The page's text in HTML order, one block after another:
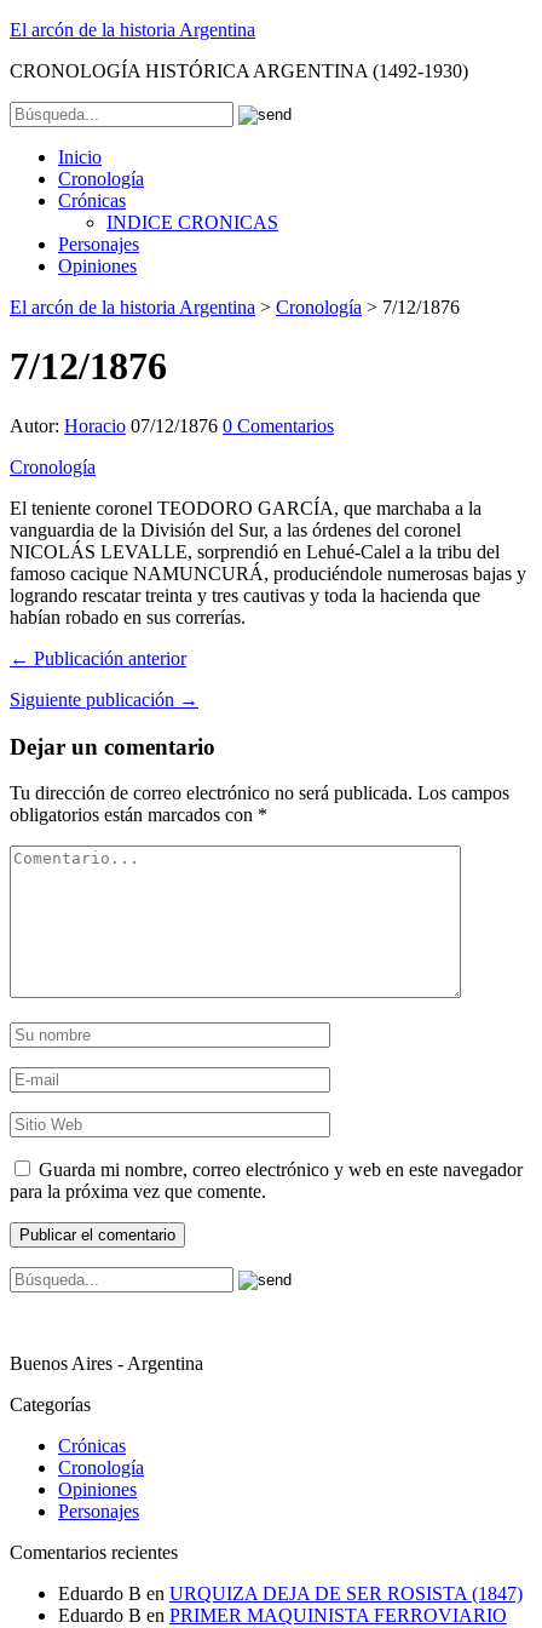
El arcón de la historia Argentina
CRONOLOGÍA HISTÓRICA ARGENTINA (1492-1930)
Inicio
Cronología
Crónicas
INDICE CRONICAS
Personajes
Opiniones
El arcón de la historia Argentina > Cronología > 7/12/1876
7/12/1876
Autor: Horacio 07/12/1876 0 Comentarios
Cronología
El teniente coronel TEODORO GARCÍA, que marchaba a la
vanguardia de la División del Sur, a las órdenes del coronel
NICOLÁS LEVALLE, sorprendió en Lehué-Calel a la tribu del
famoso cacique NAMUNCURÁ, produciéndole numerosas bajas y
logrando rescatar treinta y tres cautivas y toda la hacienda que
habían robado en sus correrías.
← Publicación anterior
Siguiente publicación →
Dejar un comentario
Tu dirección de correo electrónico no será publicada. Los campos
obligatorios están marcados con *
Guarda mi nombre, correo electrónico y web en este navegador
para la próxima vez que comente.
Buenos Aires - Argentina
Categorías
Crónicas
Cronología
Opiniones
Personajes
Comentarios recientes
Eduardo B en URQUIZA DEJA DE SER ROSISTA (1847)
Eduardo B en PRIMER MAQUINISTA FERROVIARIO